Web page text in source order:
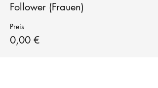
Follower (Frauen)
Preis
0,00 €